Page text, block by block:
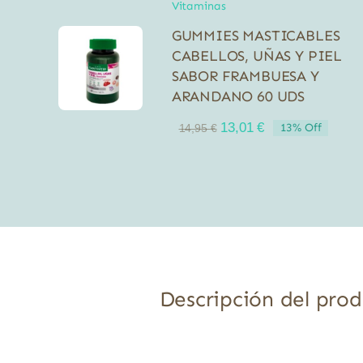
Vitaminas
GUMMIES MASTICABLES
CABELLOS, UÑAS Y PIEL
SABOR FRAMBUESA Y
ARANDANO 60 UDS
14,95€ El
13,01€El
13% Off
Descripción del